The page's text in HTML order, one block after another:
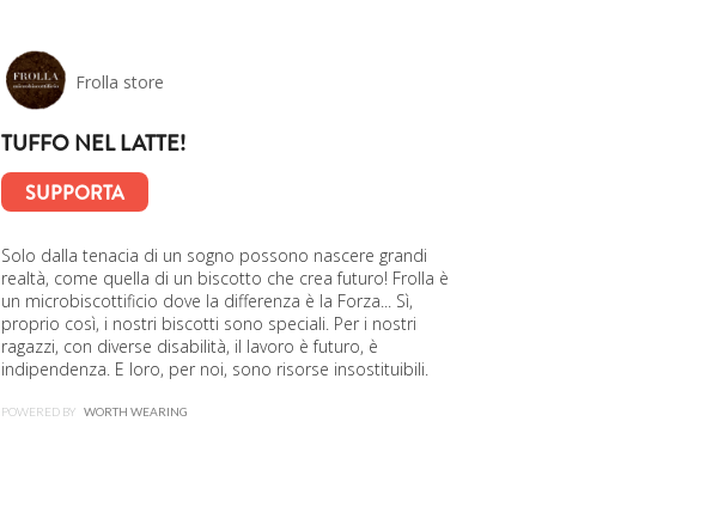
Frolla store
TUFFO NEL LATTE!
SUPPORTA
Solo dalla tenacia di un sogno possono nascere grandi
realtà, come quella di un biscotto che crea futuro! Frolla è
un microbiscottificio dove la differenza è la Forza... Sì,
proprio così, i nostri biscotti sono speciali. Per i nostri
ragazzi, con diverse disabilità, il lavoro è futuro, è
indipendenza. E loro, per noi, sono risorse insostituibili.
POWERED BYWORTH WEARING